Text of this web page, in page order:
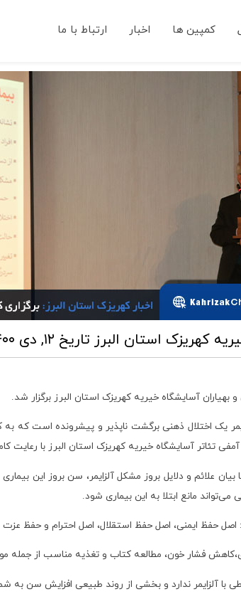
کمپین ها اخبار ارتباط با ما
کهریزک استان البرز تاریخ ۱۲, دی ۱۴۰۰ ساعت ۱۱:۰۷
بهیاران آسایشگاه خیریه کهریزک استان البرز برگزار شد.
یک اختلال ذهنی برگشت ‌ناپذیر و پیشرونده است که
آمفی تئاتر آسایشگاه خیریه کهریزک استان البرز با
و دلایل بروز مشکل آلزایمر، سن بروز این
مانع ابتلا به این بیماری شود.
اصل حفظ ایمنی، اصل حفظ استقلال، اصل احترام و حفظ
فشار خون، مطالعه کتاب و تغذیه مناسب از جمله
با آلزایمر ندارد و بخشی از روند طبیعی افزایش سن به